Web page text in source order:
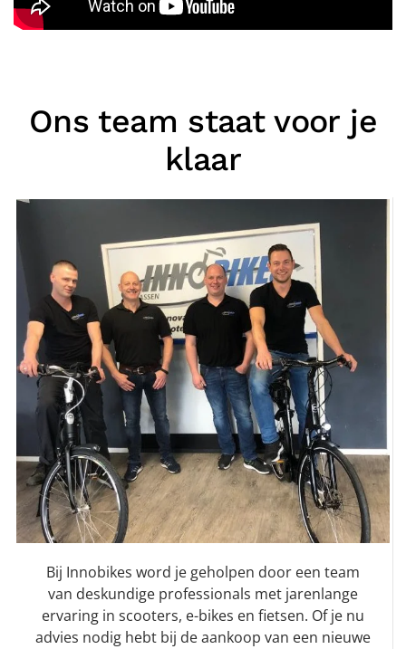
Ons team staat voor je
klaar
Bij Innobikes word je geholpen door een team
van deskundige professionals met jarenlange
ervaring in scooters, e-bikes en fietsen. Of je nu
advies nodig hebt bij de aankoop van een nieuwe